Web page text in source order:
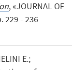
, «JOURNAL OF
229 - 236
E.;